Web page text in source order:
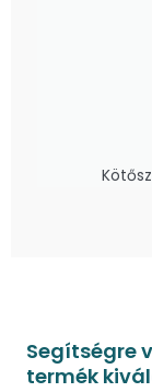
Segítségre
termék